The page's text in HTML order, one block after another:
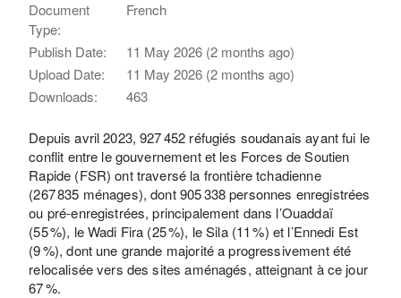
Document
Type:
French
Publish Date:
11 May 2026 (2 months ago)
Upload Date:
11 May 2026 (2 months ago)
Downloads:
463
Depuis avril 2023, 927 452 réfugiés soudanais ayant fui le
conflit entre le gouvernement et les Forces de Soutien
Rapide (FSR) ont traversé la frontière tchadienne
(267 835 ménages), dont 905 338 personnes enregistrées
ou pré-enregistrées, principalement dans l’Ouaddaï
(55 %), le Wadi Fira (25 %), le Sila (11 %) et l’Ennedi Est
(9 %), dont une grande majorité a progressivement été
relocalisée vers des sites aménagés, atteignant à ce jour
67 %.